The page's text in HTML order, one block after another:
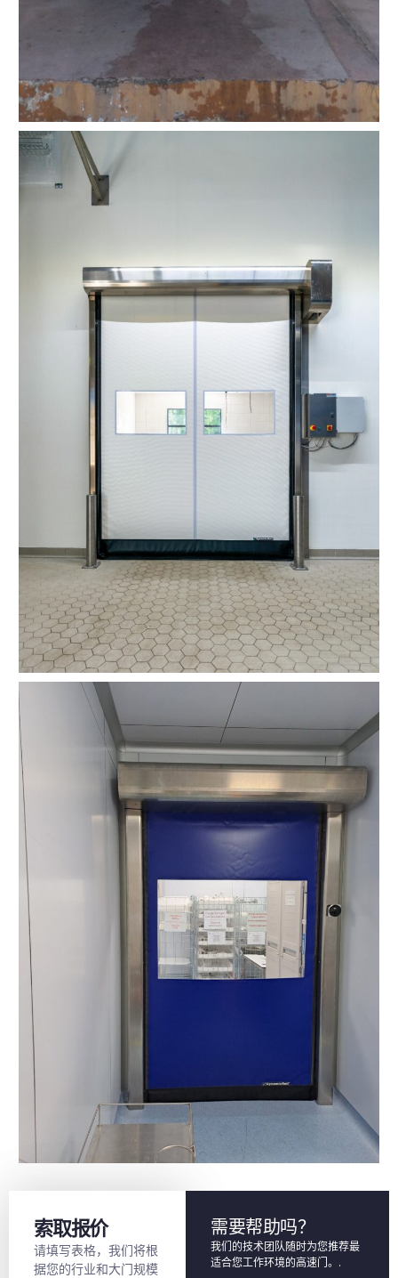
索取报价
请填写表格，我们将根
据您的行业和大门规模
需要帮助吗？
我们的技术团队随时为您推荐最
适合您工作环境的高速门。.